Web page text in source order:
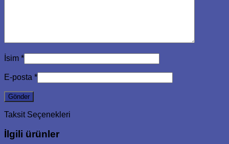
İsim *
E-posta *
Taksit Seçenekleri
İlgili ürünler